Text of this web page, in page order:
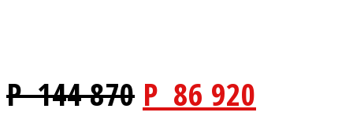
P144 870 P 86 920